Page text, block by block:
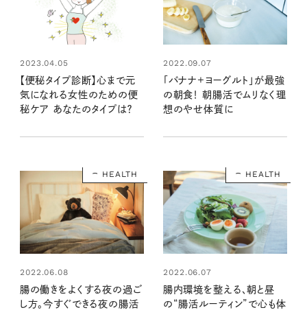
2023.04.05
【便秘タイプ診断】心まで元
気になれる女性のための便
秘ケア あなたのタイプは？
2022.09.07
「バナナ+ヨーグルト」が最強
の朝食！ 朝腸活でムリなく理
想のやせ体質に
HEALTH
2022.06.08
腸の働きをよくする夜の過ご
し方。今すぐできる夜の腸活
HEALTH
2022.06.07
腸内環境を整える、朝と昼
の“腸活ルーティン”で心も体